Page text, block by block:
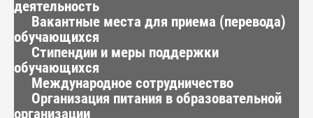
деятельность
Вакантные места для приема (перевода)
обучающихся
Стипендии и меры поддержки
обучающихся
Международное сотрудничество
Организация питания в образовательной
организации